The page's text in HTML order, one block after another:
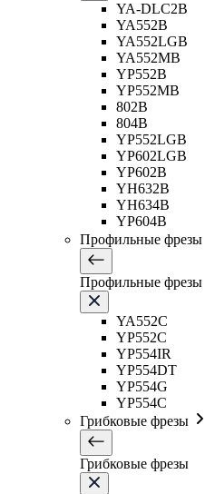
YA-DLC2B
YA552B
YA552LGB
YA552MB
YP552B
YP552MB
802B
804B
YP552LGB
YP602LGB
YP602B
YH632B
YH634B
YP604B
Профильные фрезы
Профильные фрезы
YA552C
YP552C
YP554IR
YP554DT
YP554G
YP554C
Грибковые фрезы
Грибковые фрезы